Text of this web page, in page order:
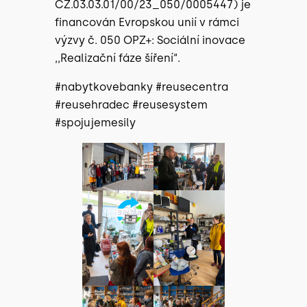
CZ.03.03.01/00/23_050/0005447) je
financován Evropskou unií v rámci
výzvy č. 050 OPZ+: Sociální inovace
,,Realizační fáze šíření“.
#nabytkovebanky #reusecentra
#reusehradec #reusesystem
#spojujemesily